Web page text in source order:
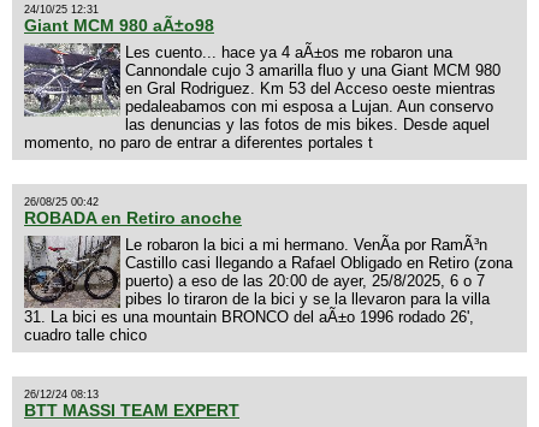
24/10/25 12:31
Giant MCM 980 aÃ±o98
Les cuento... hace ya 4 aÃ±os me robaron una
Cannondale cujo 3 amarilla fluo y una Giant MCM 980
en Gral Rodriguez. Km 53 del Acceso oeste mientras
pedaleabamos con mi esposa a Lujan. Aun conservo
las denuncias y las fotos de mis bikes. Desde aquel
momento, no paro de entrar a diferentes portales t
26/08/25 00:42
ROBADA en Retiro anoche
Le robaron la bici a mi hermano. VenÃ­a por RamÃ³n
Castillo casi llegando a Rafael Obligado en Retiro (zona
puerto) a eso de las 20:00 de ayer, 25/8/2025, 6 o 7
pibes lo tiraron de la bici y se la llevaron para la villa
31. La bici es una mountain BRONCO del aÃ±o 1996 rodado 26',
cuadro talle chico
26/12/24 08:13
BTT MASSI TEAM EXPERT